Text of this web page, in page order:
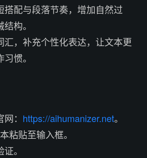
搭配与段落节奏，增加自然过
构。
汇，补充个性化表达，让文本更
惯。
： https://aihumanizer.net。
粘贴至输入框。
。